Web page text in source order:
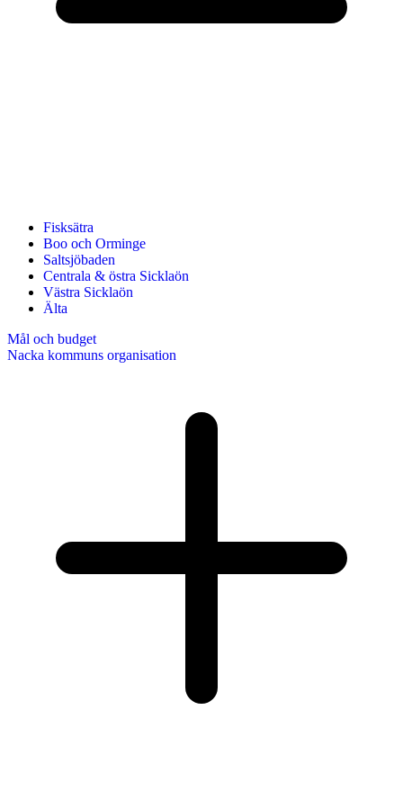
Fisksätra
Boo och Orminge
Saltsjöbaden
Centrala & östra Sicklaön
Västra Sicklaön
Älta
Mål och budget
Nacka kommuns organisation